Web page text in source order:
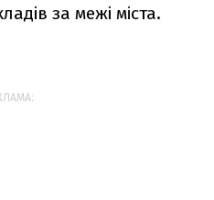
за межі міста.